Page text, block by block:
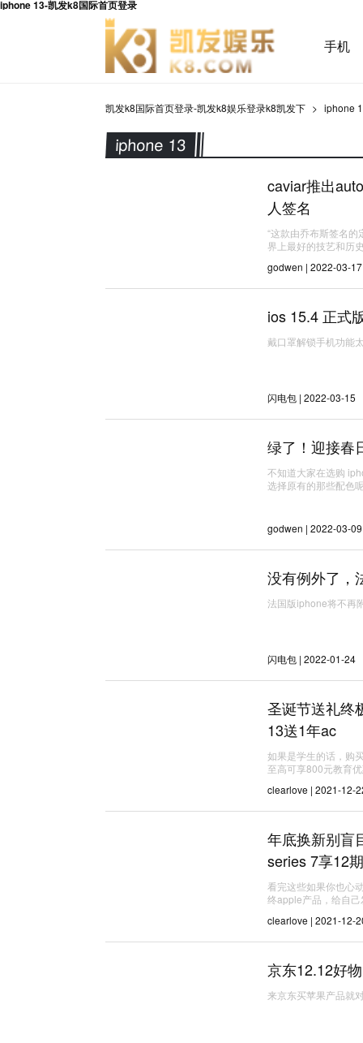
iphone 13-凯发k8国际首页登录
手机
凯发k8国际首页登录-凯发k8娱乐登录k8凯发下 iphone
iphone 13
caviar推出
人签名
“这款由乔布斯签名
界上最好的技艺和历
godwen | 2022-03-17
ios 15.4 正式
戴口罩解锁手机功能
闪电包 | 2022-03-15
绿了！迎接春
不知道大家在选购
选择原有的那些配色
godwen | 2022-03-09
没有例外了，
法国版iphone将不再
闪电包 | 2022-01-24
圣诞节送礼终
13送1年ac
如果是学生的话，购
至高可享800元教育
clearlove | 2021-12-
年底换新别盲
series 7享12
看完这些如果你也心
终apple产品，给自
clearlove | 2021-12-
京东12.12好
来京东买苹果产品就